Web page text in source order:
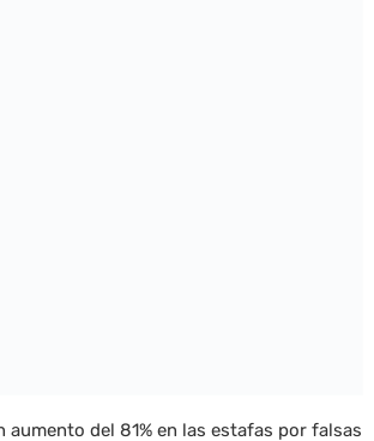
aumento del 81% en las estafas por falsas